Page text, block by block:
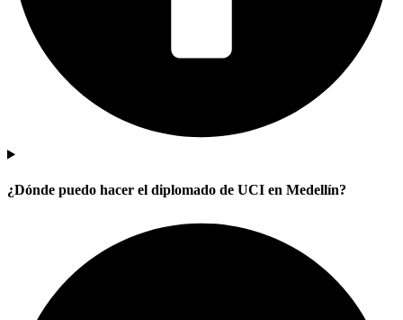
¿Dónde puedo hacer el diplomado de UCI en Medellín?